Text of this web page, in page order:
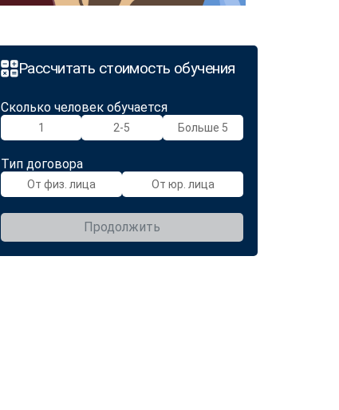
Рассчитать стоимость обучения
Сколько человек обучается
1 2-5 Больше 5
Тип договора
От физ. лица От юр. лица
Продолжить